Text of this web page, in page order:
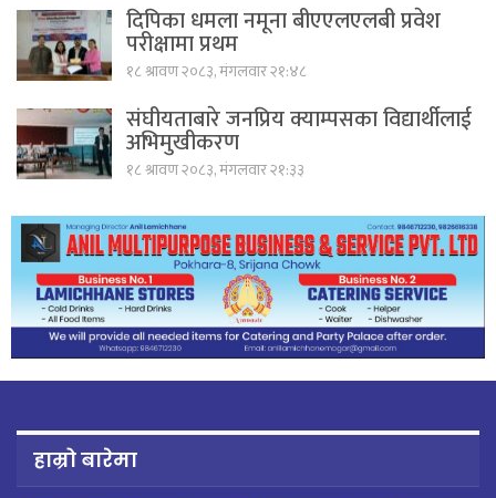
दिपिका धमला नमूना बीएएलएलबी प्रवेश
परीक्षामा प्रथम
१८ श्रावण २०८३, मंगलवार २१:४८
संघीयताबारे जनप्रिय क्याम्पसका विद्यार्थीलाई
अभिमुखीकरण
१८ श्रावण २०८३, मंगलवार २१:३३
हाम्रो बारेमा